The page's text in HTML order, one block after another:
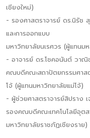
เชียงใหม่)
- รองศาสตราจารย์ ดร.นิรัช
และการออกแบบ
มหาวิทยาลัยนเรศวร (ผู้แทนม
- อาจารย์ ดร.โชคอนันต์ วาณิ
คณบดีคณะสถาปัตยกรรมศาส
โจ้ (ผู้แทนมหาวิทยาลัยแม่โจ้)
- ผู้ช่วยศาสตราจารย์สิปราง
รองคณบดีคณะเทคโนโลยีอุต
มหาวิทยาลัยราชภัฏเชียงราย)